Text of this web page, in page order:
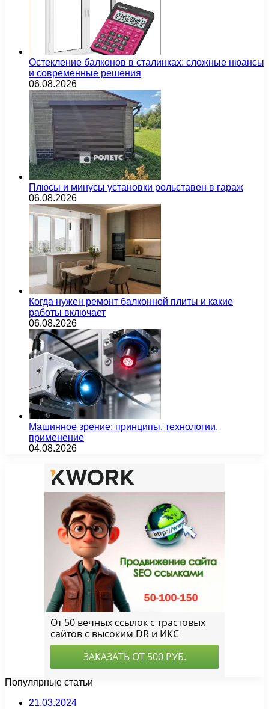
Остекление балконов в сталинках: сложные нюансы
и современные решения
06.08.2026
Плюсы и минусы установки рольставен в гараж
06.08.2026
Когда нужен ремонт балконной плиты и какие
работы включает
06.08.2026
Машинное зрение: принципы, технологии,
применение
04.08.2026
Популярные статьи
21.03.2024